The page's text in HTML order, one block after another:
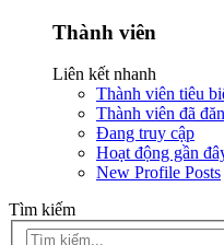
Thành viên
Liên kết nhanh
Thành viên tiêu
Thành viên đã
Đang truy cập
Hoạt động gần
New Profile Posts
Tìm kiếm